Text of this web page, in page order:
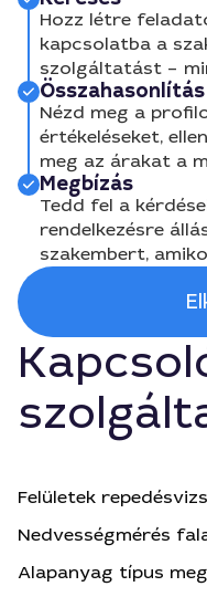
Hozz létre
kapcsolatba a
szolgáltatást –
Összahasonlítás
Nézd meg a
értékeléseket,
meg az árakat a
Megbízás
Tedd fel a
rendelkezésre
szakembert,
Felületek
Nedvességmérés
Alapanyag típus